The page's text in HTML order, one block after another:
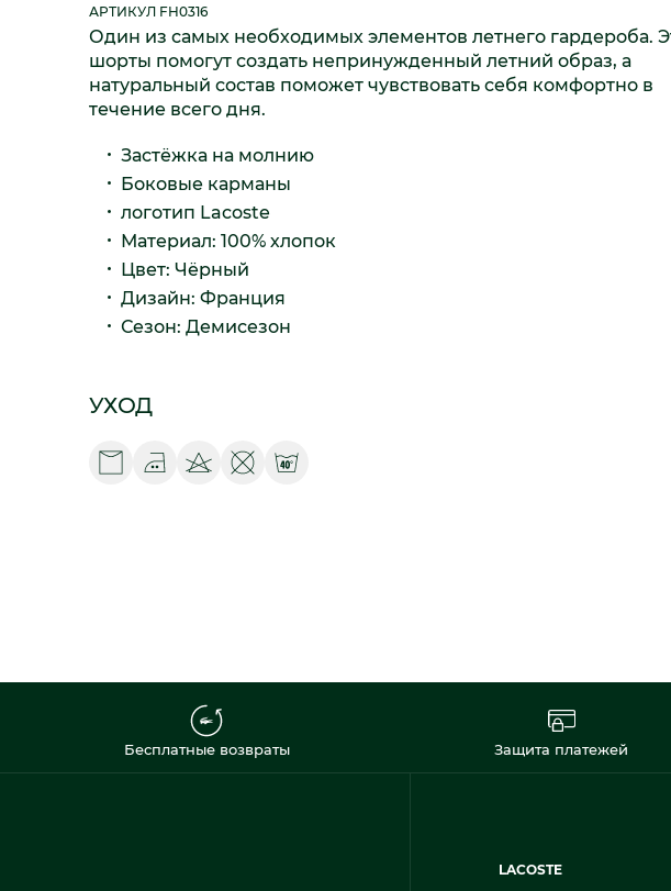
АРТИКУЛ FH0316
Один из самых необходимых элементов летнего гардероба.
шорты помогут создать непринужденный летний образ, а
натуральный состав поможет чувствовать себя комфортно в
течение всего дня.
Застёжка на молнию
Боковые карманы
логотип Lacoste
Материал: 100% хлопок
Цвет: Чёрный
Дизайн: Франция
Сезон: Демисезон
УХОД
Бесплатные возвраты Защита платежей
LACOSTE